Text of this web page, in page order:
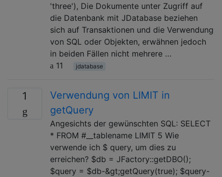
'three'), Die Dokumente unter Zugriff auf
die Datenbank mit JDatabase beziehen
sich auf Transaktionen und die Verwendung
von SQL oder Objekten, erwähnen jedoch
in beiden Fällen nicht mehrere …
11
jdatabase
1
Verwendung von LIMIT in
getQuery
Angesichts der gewünschten SQL: SELECT
* FROM #__tablename LIMIT 5 Wie
verwende ich $ query, um dies zu
erreichen? $db = JFactory::getDBO();
$query = $db-&gt;getQuery(true); $query-